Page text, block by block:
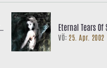
Eternal Tears Of
Virgin And A
VÖ: 25. Apr. 2002